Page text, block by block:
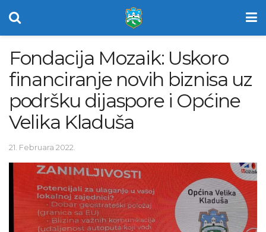
Fondacija Mozaik: Uskoro
financiranje novih biznisa uz
podršku dijaspore i Općine
Velika Kladuša
21. Februara 2022.